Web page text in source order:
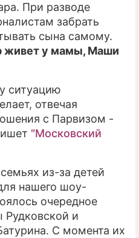
При разводе
забрать
сына самому.
живет у мамы, Маши
ситуацию
отвечая
с Парвизом -
"Московский
из-за детей
нашего шоу-
очередное
Рудковской и
С момента их